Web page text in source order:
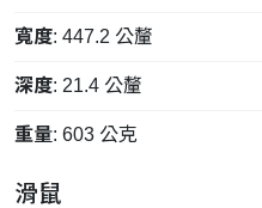
寬度: 447.2 公釐
深度: 21.4 公釐
重量: 603 公克
滑鼠